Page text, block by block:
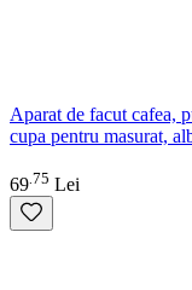
Aparat de facut cafea,
cupa pentru masurat,
69 75 Lei